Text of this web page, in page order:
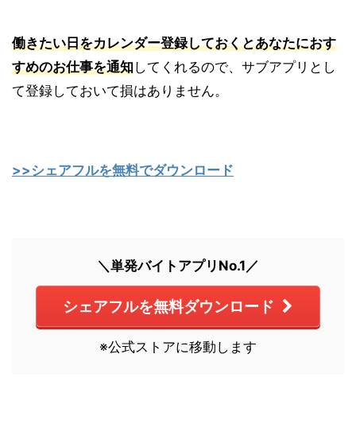
働きたい日をカレンダー登録しておくとあなたにおす
すめのお仕事を通知してくれるので、サブアプリとし
て登録しておいて損はありません。
>>シェアフルを無料でダウンロード
＼単発バイトアプリNo.1／
シェアフルを無料ダウンロード
※公式ストアに移動します